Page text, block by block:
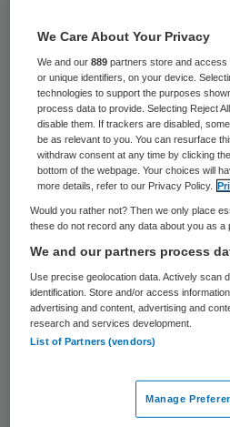
Door gebrek aan artsen en
verpleegkundigen
voor planbare operaties
constateert de NOS op
onderzoek onder 63
aantal openstaande
medisch personeel bij die
een jaar tijd verdubbeld
de inventarisatie.
Het gaat om artsen,
ondersteunend medisch
wachtlijsten”, laten
omroepweten.
We Care About Your Privacy
We and our889 partners store and access
or unique identifiers, on your device.
technologies to support the purposes
process data to provide. Selecting Reject
disable them. If trackers are disabled,
be as relevant to you. You can resurface
withdraw consent at any time by clicking
bottom of the webpage. Your choices will
more details, refer to our Privacy Policy.
Would you rather not? Then we only place
these do not record any data about you as a
We and our partners process
Use precise geolocation data. Actively scan
identification. Store and/or access
advertising and content, advertising and
research and services development.
List of Partners (vendors)
Manage